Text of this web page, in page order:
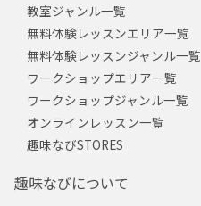
教室ジャンル一覧
無料体験レッスンエリア一覧
無料体験レッスンジャンル一覧
ワークショップエリア一覧
ワークショップジャンル一覧
オンラインレッスン一覧
趣味なびSTORES
趣味なびについて